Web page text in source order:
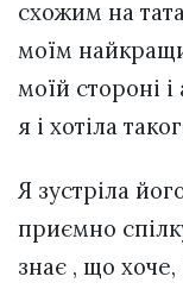
схожим на
моїм
моїй стороні
я і хотіла
Я зустріла
приємно
знає , що хоче,